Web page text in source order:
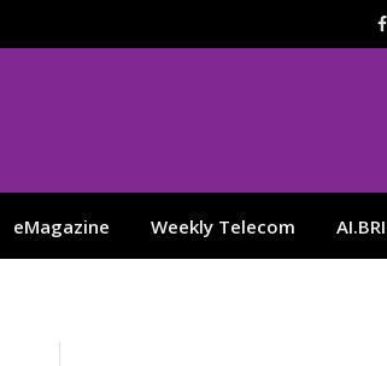
eMagazine Weekly Telecom